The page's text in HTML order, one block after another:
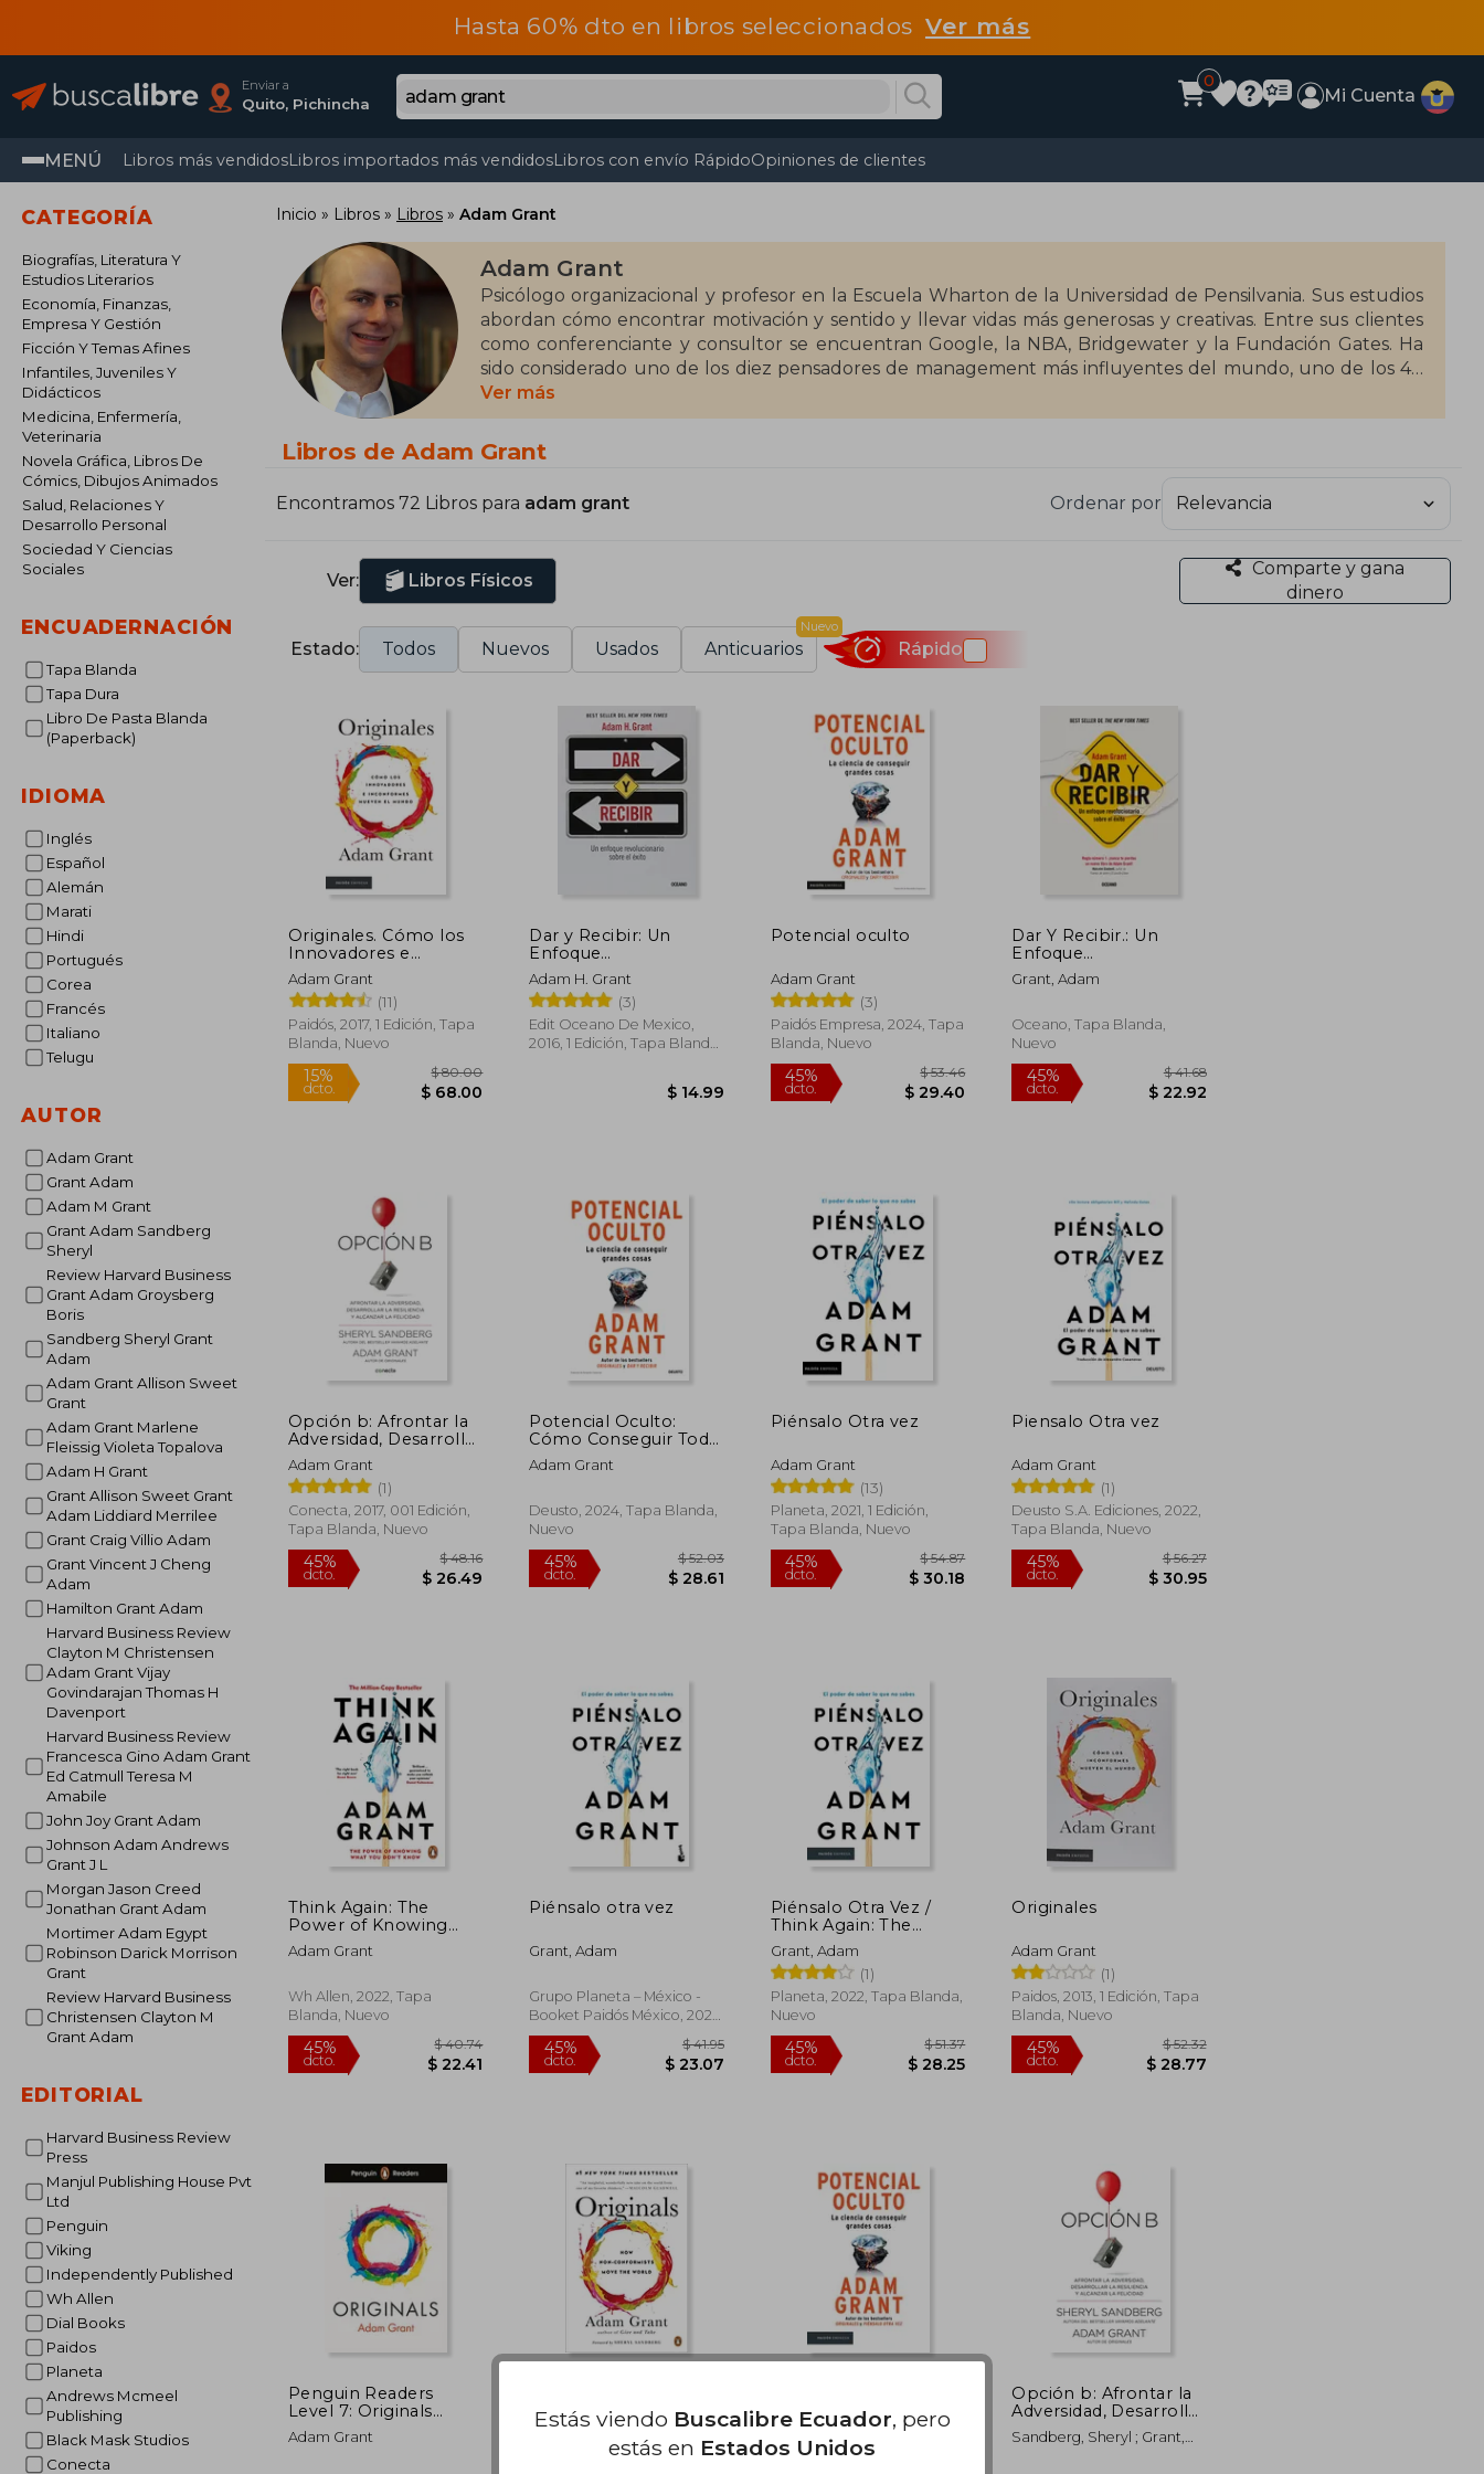
Hasta 60% dto en libros seleccionadosVer más
Enviar a
Quito, Pichincha
0
Mi Cuenta
MENÚ Libros más vendidosLibros importados más vendidosLibros con envío RápidoOpiniones de clientes
CATEGORÍA
Biografías, Literatura Y
Estudios Literarios
Economía, Finanzas,
Empresa Y Gestión
Ficción Y Temas Afines
Infantiles, Juveniles Y
Didácticos
Medicina, Enfermería,
Veterinaria
Novela Gráfica, Libros De
Cómics, Dibujos Animados
Salud, Relaciones Y
Desarrollo Personal
Sociedad Y Ciencias
Sociales
ENCUADERNACIÓN
Tapa Blanda
Tapa Dura
Libro De Pasta Blanda
(Paperback)
IDIOMA
Inglés
Español
Alemán
Marati
Hindi
Portugués
Corea
Francés
Italiano
Telugu
AUTOR
Adam Grant
Grant Adam
Adam M Grant
Grant Adam Sandberg
Sheryl
Review Harvard Business
Grant Adam Groysberg
Boris
Sandberg Sheryl Grant
Adam
Adam Grant Allison Sweet
Grant
Adam Grant Marlene
Fleissig Violeta Topalova
Adam H Grant
Grant Allison Sweet Grant
Adam Liddiard Merrilee
Grant Craig Villio Adam
Grant Vincent J Cheng
Adam
Hamilton Grant Adam
Harvard Business Review
Clayton M Christensen
Adam Grant Vijay
Govindarajan Thomas H
Davenport
Harvard Business Review
Francesca Gino Adam Grant
Ed Catmull Teresa M
Amabile
John Joy Grant Adam
Johnson Adam Andrews
Grant J L
Morgan Jason Creed
Jonathan Grant Adam
Mortimer Adam Egypt
Robinson Darick Morrison
Grant
Review Harvard Business
Christensen Clayton M
Grant Adam
EDITORIAL
Harvard Business Review
Press
Manjul Publishing House Pvt
Ltd
Penguin
Viking
Independently Published
Wh Allen
Dial Books
Paidos
Planeta
Andrews Mcmeel
Publishing
Black Mask Studios
Conecta
Inicio Libros Libros Adam Grant
Adam Grant
Psicólogo organizacional y profesor en la Escuela Wharton de la Universidad de Pensilvania. Sus estudios
abordan cómo encontrar motivación y sentido y llevar vidas más generosas y creativas. Entre sus clientes
como conferenciante y consultor se encuentran Google, la NBA, Bridgewater y la Fundación Gates. Ha
sido considerado uno de los diez pensadores de management más influyentes del mundo, uno de los 40
menores de 40 de Fortune y Joven Líder Global del Foro Económico Mundial. Es autor de libros de éxito
mundial.
Ver más
Libros de Adam Grant
Encontramos 72 Libros para adam grant Ordenar por
Ver: Libros Físicos
Comparte y gana
dinero
Estado: Todos Nuevos Usados Anticuarios
Nuevo
Rápido
Originales. Cómo los
Innovadores e
Inconformes Mueven
el Mundo
Adam Grant
(11)
Paidós, 2017, 1 Edición, Tapa
Blanda, Nuevo
dcto.
Dar y Recibir: Un
Enfoque
Revolucionario Sobre
el Éxito
Adam H. Grant
(3)
Edit Oceano De Mexico,
2016, 1 Edición, Tapa Blanda,
Potencial oculto
Adam Grant
(3)
Paidós Empresa, 2024, Tapa
Blanda, Nuevo
45%
dcto.
Dar Y Recibir.: Un
Enfoque
Revolucionario Sobre
El Éxito (Segunda
Grant, Adam
Oceano, Tapa Blanda,
Nuevo
45%
dcto.
Opción b: Afrontar la
Adversidad, Desarrollar
la Resiliencia y
Alcanzar la Felicidad
(Conecta)
Adam Grant
(1)
Conecta, 2017, 001 Edición,
Tapa Blanda, Nuevo
45%
dcto.
Potencial Oculto:
Cómo Conseguir Todo
lo que te Propongas
Adam Grant
Deusto, 2024, Tapa Blanda,
Nuevo
45%
dcto.
Piénsalo Otra vez
Adam Grant
(13)
Planeta, 2021, 1 Edición,
Tapa Blanda, Nuevo
45%
dcto.
$ 54.87
$ 30.18
Piensalo Otra vez
Adam Grant
(1)
Deusto S.A. Ediciones, 2022,
Tapa Blanda, Nuevo
45%
dcto.
Think Again: The
Power of Knowing
What You Don't Know
(en Inglés)
Adam Grant
Wh Allen, 2022, Tapa
Blanda, Nuevo
45%
Piénsalo otra vez
Grant, Adam
Grupo Planeta – México -
Booket Paidós México, 2025,
Libro De Pasta Blanda
(paperback), Nuevo
45%
dcto.
Piénsalo Otra Vez /
Think Again: The
Power of Knowing
What You Don't Know
Grant, Adam
(1)
Planeta, 2022, Tapa Blanda,
Nuevo
45%
dcto. $ 28.25
Originales
Adam Grant
(1)
Paidos, 2013, 1 Edición, Tapa
Blanda, Nuevo
45%
dcto.
Penguin Readers
Level 7: Originals
(Penguin Readers
(Graded Readers)) (en
Adam Grant
Conformists Move the
World (en Inglés)
Grant, Adam ; Sandberg,
Grant, Adam
Opción b: Afrontar la
Adversidad, Desarrollar
la Resiliencia y
Alcanzar la Felicidad:
Sandberg, Sheryl ; Grant,
Estás viendo Buscalibre Ecuador, pero
estás en Estados Unidos